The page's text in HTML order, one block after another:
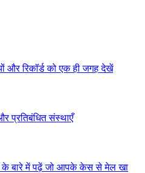
और रिकॉर्ड को एक ही जगह देखें
प्रतिबंधित संस्थाएँ
के बारे में पढ़ें जो आपके केस से मेल खा